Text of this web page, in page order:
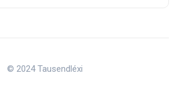
© 2024 Tausendléxi